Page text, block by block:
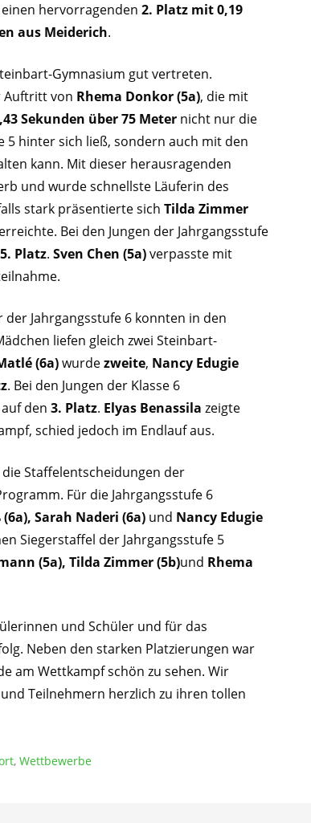
hervorragenden2. Platz mit 0,19
aus Meiderich.
Gymnasium gut vertreten.
Auftritt von Rhema Donkor (5a), die mit
Sekunden über 75 Meter nicht nur die
5 hinter sich ließ, sondern auch mit den
kann. Mit dieser herausragenden
und wurde schnellste Läuferin des
stark präsentierte sichTilda Zimmer
erreichte. Bei den Jungen der Jahrgangsstufe
5. Platz.Sven Chen (5a)verpasste mit
Jahrgangsstufe 6 konnten in den
liefen gleich zwei Steinbart-
(6a)wurdezweite, Nancy Edugie
. Bei den Jungen der Klasse 6
auf den3. Platz. Elyas Benassila zeigte
schied jedoch im Endlauf aus.
Staffelentscheidungen der
Für die Jahrgangsstufe 6
Sarah Naderi (6a) und Nancy Edugie
Siegerstaffel der Jahrgangsstufe 5
(5a), Tilda Zimmer (5b)und Rhema
und Schüler und für das
Neben den starken Platzierungen war
am Wettkampf schön zu sehen. Wir
Teilnehmern herzlich zu ihren tollen
,Wettbewerbe